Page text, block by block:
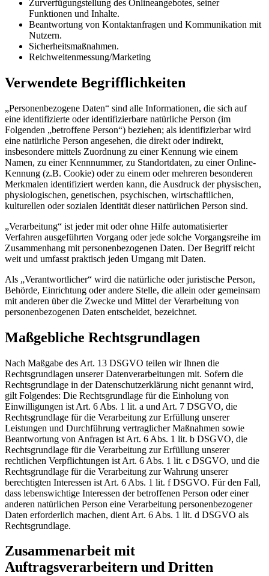
Zurverfügungstellung des Onlineangebotes, seiner
Funktionen und Inhalte.
Beantwortung von Kontaktanfragen und Kommunikation mit
Nutzern.
Sicherheitsmaßnahmen.
Reichweitenmessung/Marketing
Verwendete Begrifflichkeiten
„Personenbezogene Daten“ sind alle Informationen, die sich auf
eine identifizierte oder identifizierbare natürliche Person (im
Folgenden „betroffene Person“) beziehen; als identifizierbar wird
eine natürliche Person angesehen, die direkt oder indirekt,
insbesondere mittels Zuordnung zu einer Kennung wie einem
Namen, zu einer Kennnummer, zu Standortdaten, zu einer Online-
Kennung (z.B. Cookie) oder zu einem oder mehreren besonderen
Merkmalen identifiziert werden kann, die Ausdruck der physischen,
physiologischen, genetischen, psychischen, wirtschaftlichen,
kulturellen oder sozialen Identität dieser natürlichen Person sind.
„Verarbeitung“ ist jeder mit oder ohne Hilfe automatisierter
Verfahren ausgeführten Vorgang oder jede solche Vorgangsreihe im
Zusammenhang mit personenbezogenen Daten. Der Begriff reicht
weit und umfasst praktisch jeden Umgang mit Daten.
Als „Verantwortlicher“ wird die natürliche oder juristische Person,
Behörde, Einrichtung oder andere Stelle, die allein oder gemeinsam
mit anderen über die Zwecke und Mittel der Verarbeitung von
personenbezogenen Daten entscheidet, bezeichnet.
Maßgebliche Rechtsgrundlagen
Nach Maßgabe des Art. 13 DSGVO teilen wir Ihnen die
Rechtsgrundlagen unserer Datenverarbeitungen mit. Sofern die
Rechtsgrundlage in der Datenschutzerklärung nicht genannt wird,
gilt Folgendes: Die Rechtsgrundlage für die Einholung von
Einwilligungen ist Art. 6 Abs. 1 lit. a und Art. 7 DSGVO, die
Rechtsgrundlage für die Verarbeitung zur Erfüllung unserer
Leistungen und Durchführung vertraglicher Maßnahmen sowie
Beantwortung von Anfragen ist Art. 6 Abs. 1 lit. b DSGVO, die
Rechtsgrundlage für die Verarbeitung zur Erfüllung unserer
rechtlichen Verpflichtungen ist Art. 6 Abs. 1 lit. c DSGVO, und die
Rechtsgrundlage für die Verarbeitung zur Wahrung unserer
berechtigten Interessen ist Art. 6 Abs. 1 lit. f DSGVO. Für den Fall,
dass lebenswichtige Interessen der betroffenen Person oder einer
anderen natürlichen Person eine Verarbeitung personenbezogener
Daten erforderlich machen, dient Art. 6 Abs. 1 lit. d DSGVO als
Rechtsgrundlage.
Zusammenarbeit mit
Auftragsverarbeitern und Dritten